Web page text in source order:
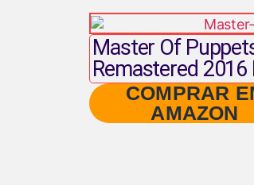
Master Of
Remastered 2016
COMPRAR
AMAZON